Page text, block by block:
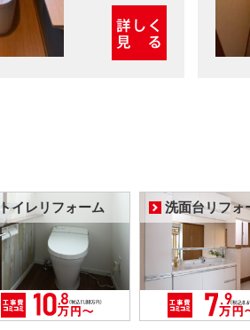
トイレリフォーム 洗面台リフォ